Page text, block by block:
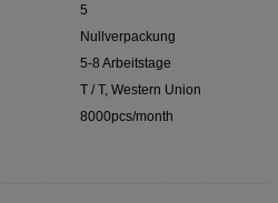
5
Nullverpackung
5-8 Arbeitstage
T / T, Western Union
8000pcs/month